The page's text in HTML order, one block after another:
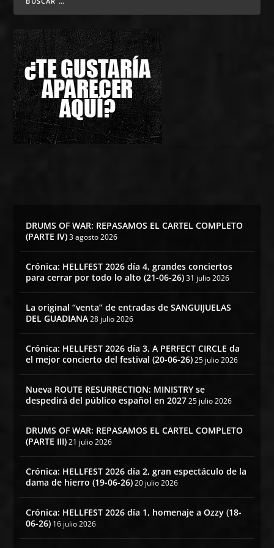
DRUMS OF WAR: REPASAMOS EL CARTEL COMPLETO
(PARTE IV) 3 agosto 2026
Crónica: HELLFEST 2026 día 4, grandes conciertos
para cerrar por todo lo alto (21-06-26) 31 julio 2026
La original “venta” de entradas de SANGUIJUELAS
DEL GUADIANA 28 julio 2026
Crónica: HELLFEST 2026 día 3, A PERFECT CIRCLE da
el mejor concierto del festival (20-06-26) 25 julio 2026
Nueva ROUTE RESURRECTION: MINISTRY se
despedirá del público español en 2027 25 julio 2026
DRUMS OF WAR: REPASAMOS EL CARTEL COMPLETO
(PARTE III) 21 julio 2026
Crónica: HELLFEST 2026 día 2, gran espectáculo de la
dama de hierro (19-06-26) 20 julio 2026
Crónica: HELLFEST 2026 día 1, homenaje a Ozzy (18-
06-26) 16 julio 2026